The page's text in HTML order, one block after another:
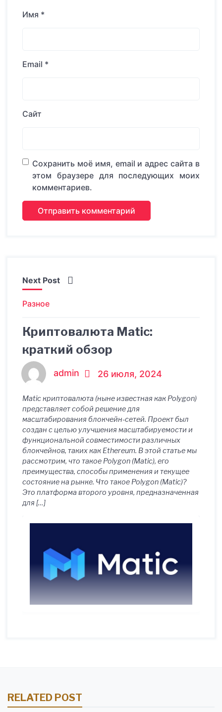
Имя *
Email *
Сайт
Сохранить моё имя, email и адрес сайта в
этом браузере для последующих моих
комментариев.
Next Post
Разное
Криптовалюта Matic:
краткий обзор
admin 26 июля, 2024
Matic криптовалюта (ныне известная как Polygon)
представляет собой решение для
масштабирования блокчейн-сетей. Проект был
создан с целью улучшения масштабируемости и
функциональной совместимости различных
блокчейнов, таких как Ethereum. В этой статье мы
рассмотрим, что такое Polygon (Matic), его
преимущества, способы применения и текущее
состояние на рынке. Что такое Polygon (Matic)?
Это платформа второго уровня, предназначенная
для […]
RELATED POST